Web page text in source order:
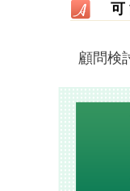
顧問検